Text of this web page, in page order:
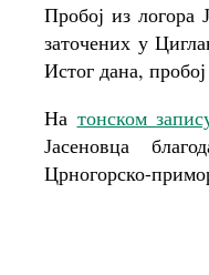
Пробој из логора
заточених у
Истог дана,
На тонском
Јасеновца
Црногорско-